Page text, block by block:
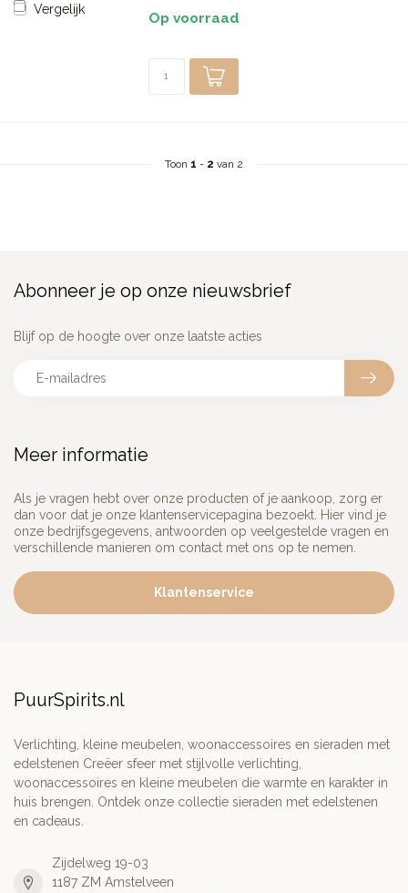
Vergelijk
Op voorraad
Toon 1 - 2 van 2
Meer informatie
Als je vragen hebt over onze producten of je aankoop, zorg er
dan voor dat je onze klantenservicepagina bezoekt. Hier vind je
onze bedrijfsgegevens, antwoorden op veelgestelde vragen en
verschillende manieren om contact met ons op te nemen.
Klantenservice
Abonneer je op onze nieuwsbrief
Blijf op de hoogte over onze laatste acties
PuurSpirits.nl
Verlichting, kleine meubelen, woonaccessoires en sieraden met
edelstenen Creëer sfeer met stijlvolle verlichting,
woonaccessoires en kleine meubelen die warmte en karakter in
huis brengen. Ontdek onze collectie sieraden met edelstenen
en cadeaus.
Zijdelweg 19-03
1187 ZM Amstelveen